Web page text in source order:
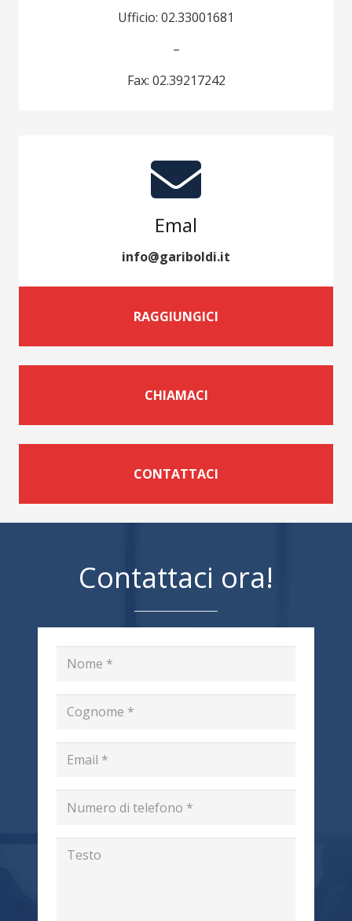
Ufficio: 02.33001681
–
Fax: 02.39217242
Emal
info@gariboldi.it
RAGGIUNGICI
CHIAMACI
CONTATTACI
Contattaci ora!